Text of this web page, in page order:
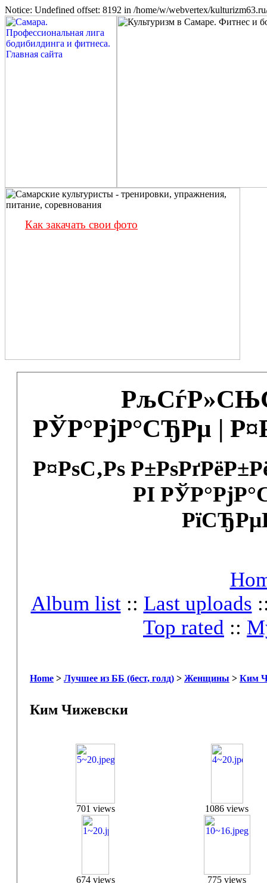
Notice: Undefined offset: 8192 in /home/w/webvertex/
РЎР°РјР°СЂРµ |
Р¤РѕС‚Рѕ
РІ
Album list:: Last uploads
Top rated ::
Home > Лучшее из ББ (бест, голд) > Женщины > Ким
Ким Чижевски
701 views 1086 views
674 views 775 views
Как закачать свои фото